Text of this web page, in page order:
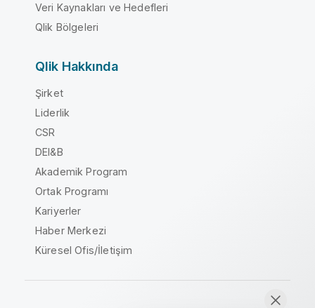
Veri Kaynakları ve Hedefleri
Qlik Bölgeleri
Qlik Hakkında
Şirket
Liderlik
CSR
DEI&B
Akademik Program
Ortak Programı
Kariyerler
Haber Merkezi
Küresel Ofis/İletişim